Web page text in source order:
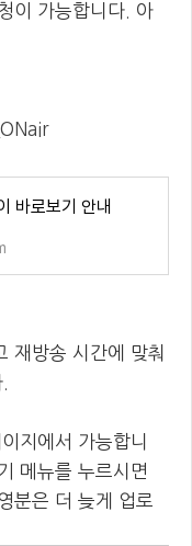
이 가능합니다. 아
바로보기 안내
재방송 시간에 맞춰
지에서 가능합니
메뉴를 누르시면
분은 더 늦게 업로